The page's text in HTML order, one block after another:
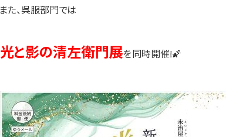
また、呉服部門では
光と影の清左衛門展を同時開催❕🌠